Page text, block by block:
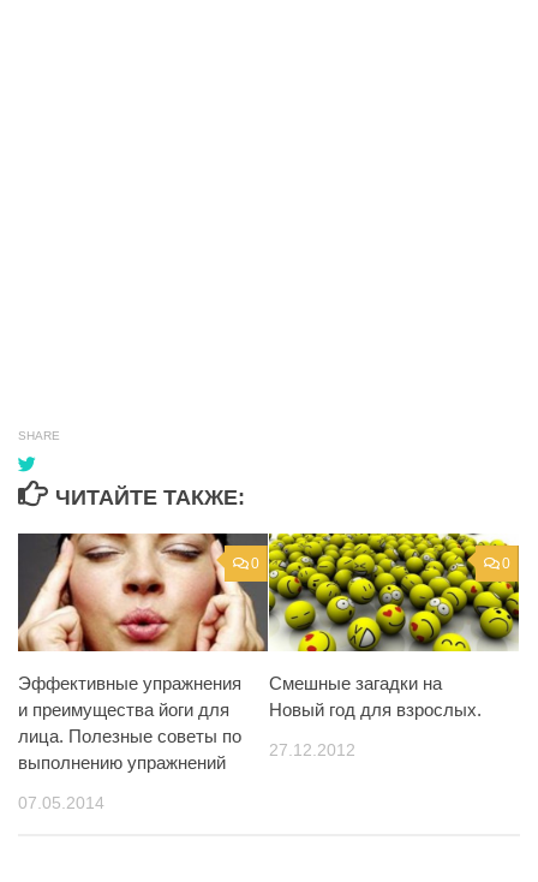
SHARE
ЧИТАЙТЕ ТАКЖЕ:
0
Эффективные упражнения
и преимущества йоги для
лица. Полезные советы по
выполнению упражнений
07.05.2014
0
Смешные загадки на
Новый год для взрослых.
27.12.2012